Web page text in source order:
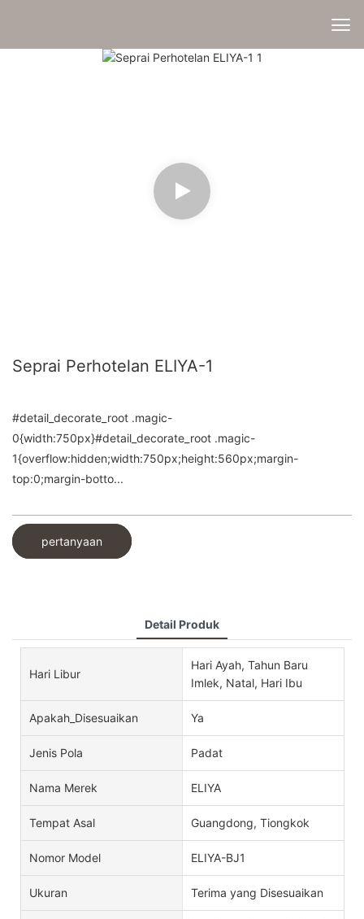
Seprai Perhotelan ELIYA-1
#detail_decorate_root .magic-
0{width:750px}#detail_decorate_root .magic-
1{overflow:hidden;width:750px;height:560px;margin-
top:0;margin-botto...
pertanyaan
Detail Produk
Hari Libur
Hari Ayah, Tahun Baru
Imlek, Natal, Hari Ibu
Apakah_Disesuaikan Ya
Jenis Pola Padat
Nama Merek ELIYA
Tempat Asal Guangdong, Tiongkok
Nomor Model ELIYA-BJ1
Ukuran Terima yang Disesuaikan